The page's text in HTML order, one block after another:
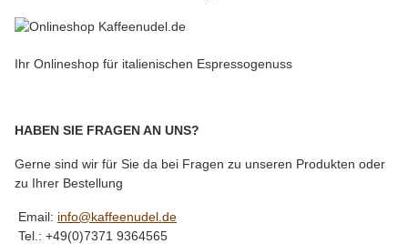
Ihr Onlineshop für italienischen Espressogenuss
HABEN SIE FRAGEN AN UNS?
Gerne sind wir für Sie da bei Fragen zu unseren Produkten oder
zu Ihrer Bestellung
Email: info@kaffeenudel.de
Tel.: +49(0)7371 9364565